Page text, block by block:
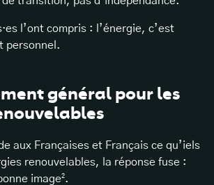
l’ont compris : l’énergie, c’est
personnel.
général pour les
aux Françaises et Français ce qu’iels
renouvelables, la réponse fuse :
image².